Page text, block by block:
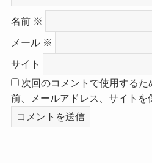
名前 ※
メール ※
サイト
次回のコメントで使用する
前、メールアドレス、サイトを